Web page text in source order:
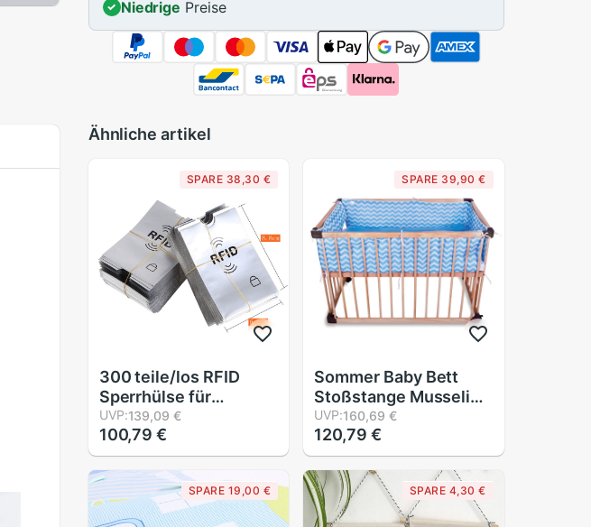
Niedrige Preise
Ähnliche artikel
SPARE 38,30 €
300 teile/los RFID
Sperrhülse für
Kreditkarte Sichere
Identität Anti Scan
Lastschrift
Kontaktlose IC Ich
würde Karte Schutz
UVP:139,09 €
100,79 €
SPARE 39,90 €
Sommer Baby Bett
Stoßstange Musselin
Gittergewebe Stoff
Welle Breathale 3D Für
Neugeborenen Krippe
Für sterben Baby
freundlicher Krippe
Schutz
UVP:160,69 €
120,79 €
SPARE 19,00 € SPARE 4,30 €